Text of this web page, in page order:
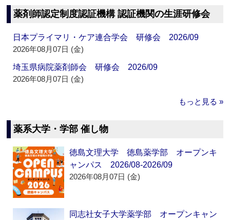
薬剤師認定制度認証機構 認証機関の生涯研修会
日本プライマリ・ケア連合学会 研修会 2026/09
2026年08月07日 (金)
埼玉県病院薬剤師会 研修会 2026/09
2026年08月07日 (金)
もっと見る »
薬系大学・学部 催し物
徳島文理大学 徳島薬学部 オープンキ
ャンパス 2026/08-2026/09
2026年08月07日 (金)
同志社女子大学薬学部 オープンキャン